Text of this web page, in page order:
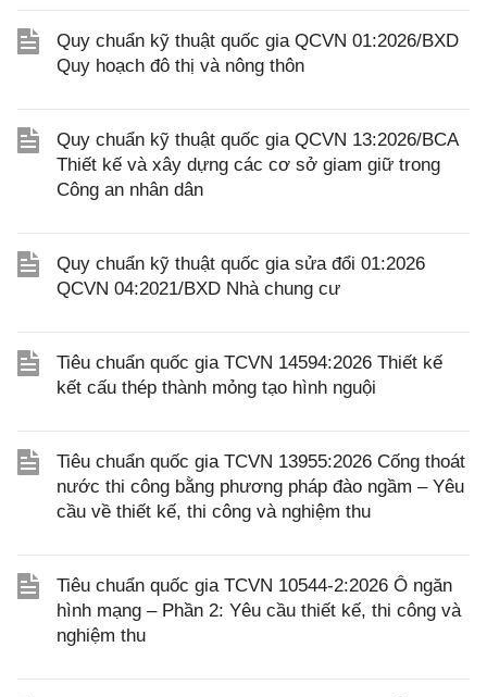
Quy chuẩn kỹ thuật quốc gia QCVN 01:2026/BXD
Quy hoạch đô thị và nông thôn
Quy chuẩn kỹ thuật quốc gia QCVN 13:2026/BCA
Thiết kế và xây dựng các cơ sở giam giữ trong
Công an nhân dân
Quy chuẩn kỹ thuật quốc gia sửa đổi 01:2026
QCVN 04:2021/BXD Nhà chung cư
Tiêu chuẩn quốc gia TCVN 14594:2026 Thiết kế
kết cấu thép thành mỏng tạo hình nguội
Tiêu chuẩn quốc gia TCVN 13955:2026 Cống thoát
nước thi công bằng phương pháp đào ngầm – Yêu
cầu về thiết kế, thi công và nghiệm thu
Tiêu chuẩn quốc gia TCVN 10544-2:2026 Ô ngăn
hình mạng – Phần 2: Yêu cầu thiết kế, thi công và
nghiệm thu